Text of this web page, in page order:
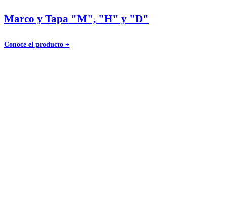
Marco y Tapa "M", "H" y "D"
Conoce el producto +